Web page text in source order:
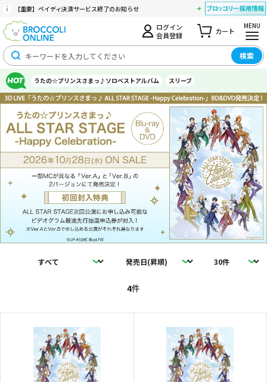
【重要】ペイディ決済サービス終了のお知らせ
ログイン
会員登録
カート
MENU
検索
うたの☆プリンスさまっ♪ソロベストアルバム スリーブ
4件